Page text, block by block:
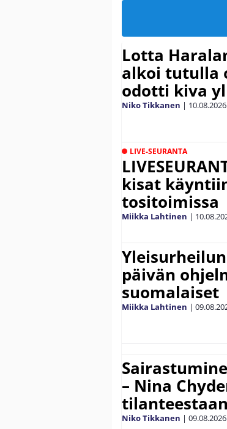
Lotta
alkoi tutulla
odotti kiva
Niko Tikkanen | 10.08.2026
LIVE-SEURANTA
kisat
tositoimissa
Miikka Lahtinen |
Yleisurheilun
päivän
suomalaiset
Miikka Lahtinen |
– Nina
tilanteestaan
Niko Tikkanen | 09.08.2026